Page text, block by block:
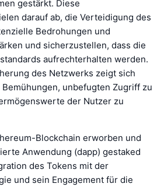
gestärkt. Diese
darauf ab, die Verteidigung des
Bedrohungen und
und sicherzustellen, dass die
aufrechterhalten werden.
des Netzwerks zeigt sich
unbefugten Zugriff zu
der Nutzer zu
Blockchain erworben und
Anwendung (dapp) gestaked
des Tokens mit der
und sein Engagement für die